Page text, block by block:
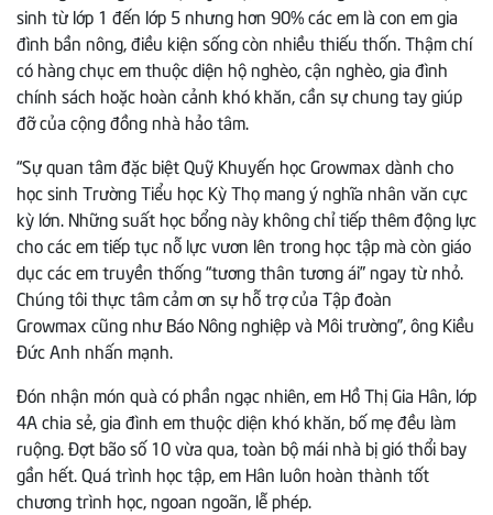
sinh từ lớp 1 đến lớp 5 nhưng hơn 90% các em là con em gia
đình bần nông, điều kiện sống còn nhiều thiếu thốn. Thậm chí
có hàng chục em thuộc diện hộ nghèo, cận nghèo, gia đình
chính sách hoặc hoàn cảnh khó khăn, cần sự chung tay giúp
đỡ của cộng đồng nhà hảo tâm.
“Sự quan tâm đặc biệt Quỹ Khuyến học Growmax dành cho
học sinh Trường Tiểu học Kỳ Thọ mang ý nghĩa nhân văn cực
kỳ lớn. Những suất học bổng này không chỉ tiếp thêm động lực
cho các em tiếp tục nỗ lực vươn lên trong học tập mà còn giáo
dục các em truyền thống “tương thân tương ái” ngay từ nhỏ.
Chúng tôi thực tâm cảm ơn sự hỗ trợ của Tập đoàn
Growmax cũng như Báo Nông nghiệp và Môi trường”, ông Kiều
Đức Anh nhấn mạnh.
Đón nhận món quà có phần ngạc nhiên, em Hồ Thị Gia Hân, lớp
4A chia sẻ, gia đình em thuộc diện khó khăn, bố mẹ đều làm
ruộng. Đợt bão số 10 vừa qua, toàn bộ mái nhà bị gió thổi bay
gần hết. Quá trình học tập, em Hân luôn hoàn thành tốt
chương trình học, ngoan ngoãn, lễ phép.